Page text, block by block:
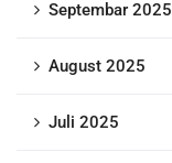
Septembar 2025
August 2025
Juli 2025